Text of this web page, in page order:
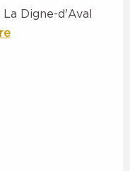
Digne-d'Aval